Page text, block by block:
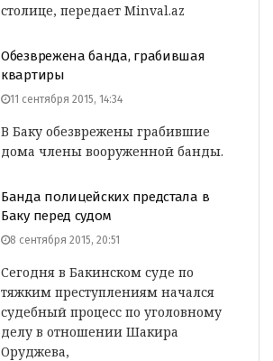
столице, передает Minval.az
Обезврежена банда, грабившая
квартиры
11 сентября 2015, 14:34
В Баку обезврежены грабившие
дома члены вооруженной банды.
Банда полицейских предстала в
Баку перед судом
8 сентября 2015, 20:51
Сегодня в Бакинском суде по
тяжким преступлениям начался
судебный процесс по уголовному
делу в отношении Шакира
Оруджева,